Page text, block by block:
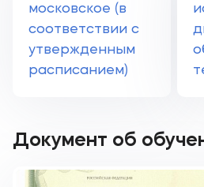
московское (в
соответствии с
утвержденным
расписанием)
Документ об